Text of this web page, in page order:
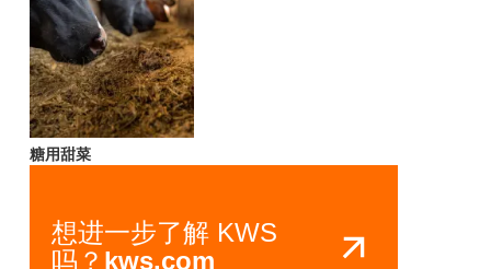
糖用甜菜
想进一步了解 KWS
吗？ kws.com